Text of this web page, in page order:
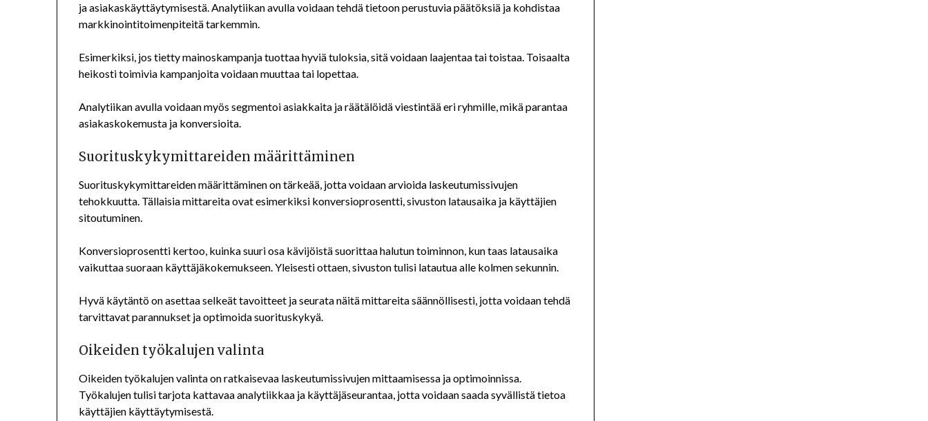
ja asiakaskäyttäytymisestä. Analytiikan avulla voidaan tehdä tietoon perustuvia päätöksiä ja kohdistaa
markkinointitoimenpiteitä tarkemmin.
Esimerkiksi, jos tietty mainoskampanja tuottaa hyviä tuloksia, sitä voidaan laajentaa tai toistaa. Toisaalta
heikosti toimivia kampanjoita voidaan muuttaa tai lopettaa.
Analytiikan avulla voidaan myös segmentoi asiakkaita ja räätälöidä viestintää eri ryhmille, mikä parantaa
asiakaskokemusta ja konversioita.
Suorituskykymittareiden määrittäminen
Suorituskykymittareiden määrittäminen on tärkeää, jotta voidaan arvioida laskeutumissivujen
tehokkuutta. Tällaisia mittareita ovat esimerkiksi konversioprosentti, sivuston latausaika ja käyttäjien
sitoutuminen.
Konversioprosentti kertoo, kuinka suuri osa kävijöistä suorittaa halutun toiminnon, kun taas latausaika
vaikuttaa suoraan käyttäjäkokemukseen. Yleisesti ottaen, sivuston tulisi latautua alle kolmen sekunnin.
Hyvä käytäntö on asettaa selkeät tavoitteet ja seurata näitä mittareita säännöllisesti, jotta voidaan tehdä
tarvittavat parannukset ja optimoida suorituskykyä.
Oikeiden työkalujen valinta
Oikeiden työkalujen valinta on ratkaisevaa laskeutumissivujen mittaamisessa ja optimoinnissa.
Työkalujen tulisi tarjota kattavaa analytiikkaa ja käyttäjäseurantaa, jotta voidaan saada syvällistä tietoa
käyttäjien käyttäytymisestä.